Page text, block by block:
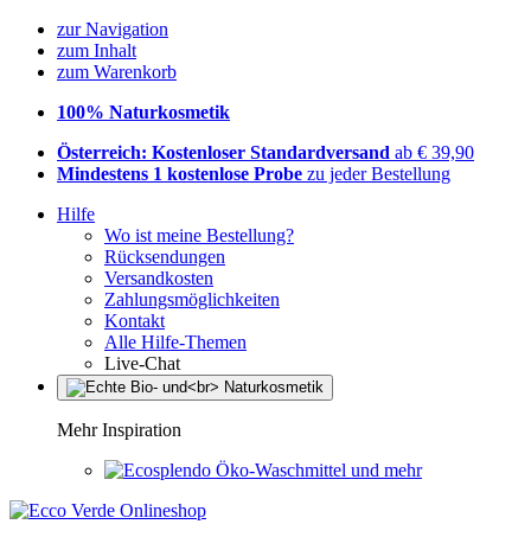
zur Navigation
zum Inhalt
zum Warenkorb
100% Naturkosmetik
Österreich: Kostenloser Standardversand ab € 39,90
Mindestens 1 kostenlose Probe zu jeder Bestellung
Hilfe
Wo ist meine Bestellung?
Rücksendungen
Versandkosten
Zahlungsmöglichkeiten
Kontakt
Alle Hilfe-Themen
Live-Chat
Mehr Inspiration
Öko-Waschmittel und mehr